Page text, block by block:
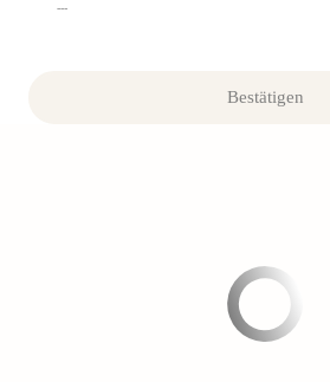
---
Bestätigen